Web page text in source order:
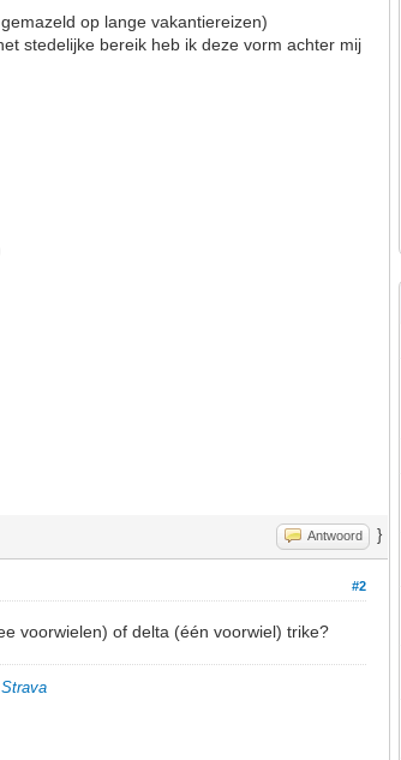
op lange vakantiereizen)
stedelijke bereik heb ik deze vorm achter mij
Antwoord }
#2
voorwielen) of delta (één voorwiel) trike?